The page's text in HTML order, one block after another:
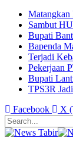
Matangkan
Sambut
Bupati
Bapenda
Terjadi
Pekerjaan
Bupati
TPS3R
Facebook
X